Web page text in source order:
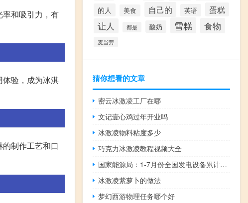
和吸引力，有
验，成为冰淇
制作工艺和口
的人
美食 自己的 英语 蛋糕
让人 都是 酸奶 雪糕 食物
麦当劳
猜你想看的文章
密云冰激凌工厂在哪
文记壹心鸡过年开业吗
冰激凌物料粘度多少
巧克力冰激凌教程视频大全
国家能源局：1-7月份全国发电设备累计平均利用2079小时比上年同期减少54小时
冰激凌紫萝卜的做法
梦幻西游物理任务哪个好